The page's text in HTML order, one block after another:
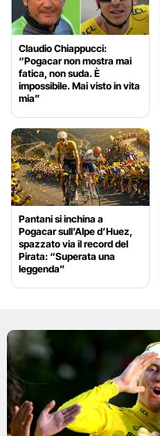
Claudio Chiappucci:
“Pogacar non mostra mai
fatica, non suda. È
impossibile. Mai visto in vita
mia”
Pantani si inchina a
Pogacar sull’Alpe d’Huez,
spazzato via il record del
Pirata: “Superata una
leggenda”